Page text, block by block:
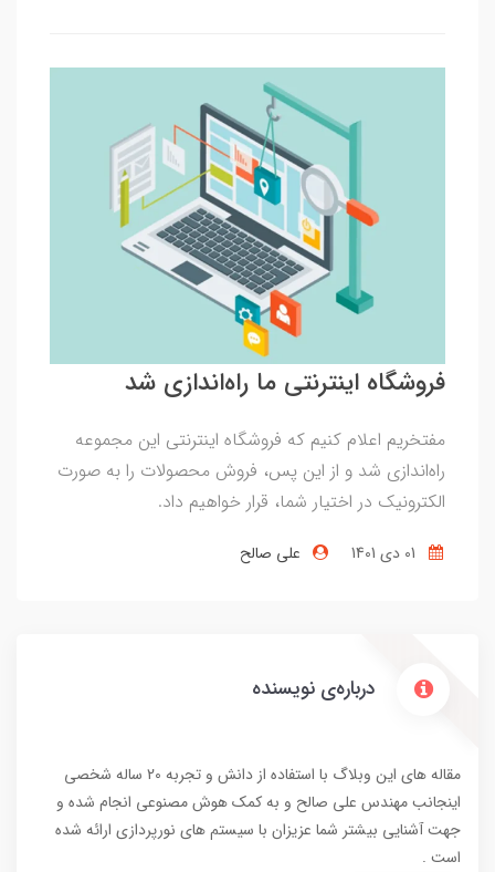
فروشگاه اینترنتی ما راه‌اندازی شد
مفتخریم اعلام کنیم که فروشگاه اینترنتی این مجموعه
راه‌اندازی شد و از این پس، فروش محصولات را به صورت
الکترونیک در اختیار شما، قرار خواهیم داد.
علی صالح
درباره‌ی نویسنده
مقاله های این وبلاگ با استفاده از دانش و تجربه 20 ساله شخصی
اینجانب مهندس علی صالح و به کمک هوش مصنوعی انجام شده و
جهت آشنایی بیشتر شما عزیزان با سیستم های نورپردازی ارائه شده
است .